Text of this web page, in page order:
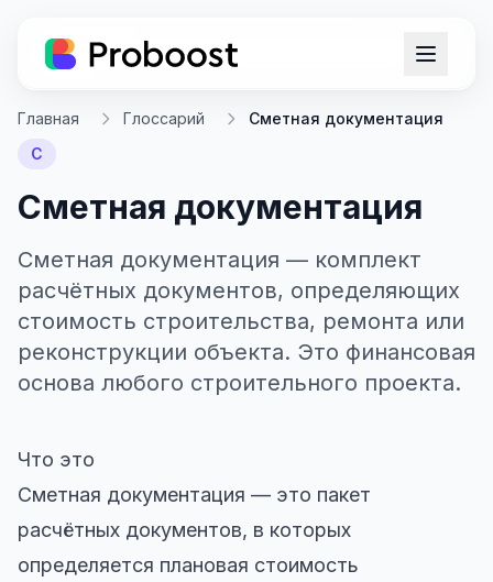
Главная Глоссарий
Сметная документация
С
Сметная документация
Сметная документация — комплект
расчётных документов, определяющих
стоимость строительства, ремонта или
реконструкции объекта. Это финансовая
основа любого строительного проекта.
Что это
Сметная документация — это пакет
расчётных документов, в которых
определяется плановая стоимость